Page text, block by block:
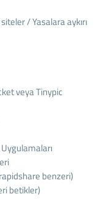
/ Yasalara aykırı
veya Tinypic
benzeri)
betikler)